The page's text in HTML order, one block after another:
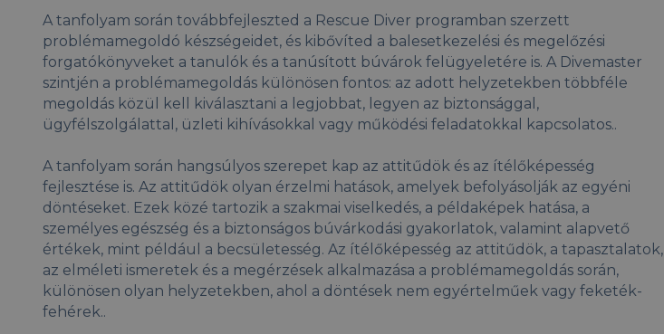
A tanfolyam során továbbfejleszted a Rescue Diver programban szerzett
problémamegoldó készségeidet, és kibővíted a balesetkezelési és megelőzési
forgatókönyveket a tanulók és a tanúsított búvárok felügyeletére is. A Divemaster
szintjén a problémamegoldás különösen fontos: az adott helyzetekben többféle
megoldás közül kell kiválasztani a legjobbat, legyen az biztonsággal,
ügyfélszolgálattal, üzleti kihívásokkal vagy működési feladatokkal kapcsolatos..
A tanfolyam során hangsúlyos szerepet kap az attitűdök és az ítélőképesség
fejlesztése is. Az attitűdök olyan érzelmi hatások, amelyek befolyásolják az egyéni
döntéseket. Ezek közé tartozik a szakmai viselkedés, a példaképek hatása, a
személyes egészség és a biztonságos búvárkodási gyakorlatok, valamint alapvető
értékek, mint például a becsületesség. Az ítélőképesség az attitűdök, a tapasztalatok,
az elméleti ismeretek és a megérzések alkalmazása a problémamegoldás során,
különösen olyan helyzetekben, ahol a döntések nem egyértelműek vagy feketék-
fehérek..